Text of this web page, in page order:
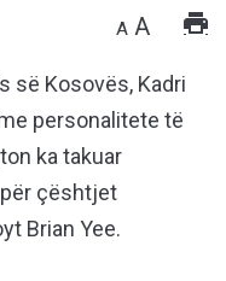
A A
së Kosovës, Kadri
personalitete të
ka takuar
çështjet
Brian Yee.